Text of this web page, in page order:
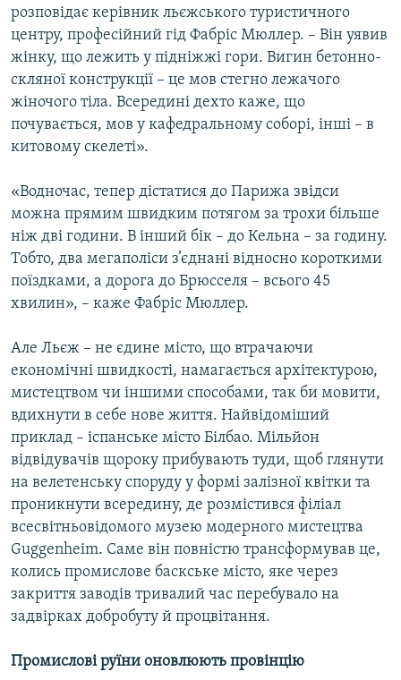
розповідає керівник льєжського туристичного
центру, професійний гід Фабріс Мюллер. – Він уявив
жінку, що лежить у підніжжі гори. Вигин бетонно-
скляної конструкції – це мов стегно лежачого
жіночого тіла. Всередині дехто каже, що
почувається, мов у кафедральному соборі, інші – в
китовому скелеті».
«Водночас, тепер дістатися до Парижа звідси
можна прямим швидким потягом за трохи більше
ніж дві години. В інший бік – до Кельна – за годину.
Тобто, два мегаполіси з’єднані відносно короткими
поїздками, а дорога до Брюсселя – всього 45
хвилин», – каже Фабріс Мюллер.
Але Льєж – не єдине місто, що втрачаючи
економічні швидкості, намагається архітектурою,
мистецтвом чи іншими способами, так би мовити,
вдихнути в себе нове життя. Найвідоміший
приклад – іспанське місто Білбао. Мільйон
відвідувачів щороку прибувають туди, щоб глянути
на велетенську споруду у формі залізної квітки та
проникнути всередину, де розмістився філіал
всесвітньовідомого музею модерного мистецтва
Guggenheim. Саме він повністю трансформував це,
колись промислове баскське місто, яке через
закриття заводів тривалий час перебувало на
задвірках добробуту й процвітання.
Промислові руїни оновлюють провінцію